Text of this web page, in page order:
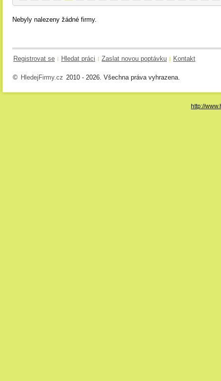
Nebyly nalezeny žádné firmy.
Registrovat se | Hledat práci | Zaslat novou poptávku | Kontakt
© HledejFirmy.cz 2010 - 2026. Všechna práva vyhrazena.
http://